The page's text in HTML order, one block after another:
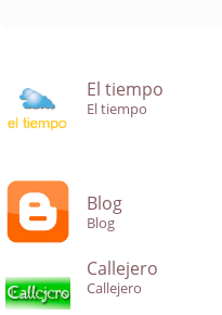
El tiempo
El tiempo
Blog
Blog
Callejero
Callejero